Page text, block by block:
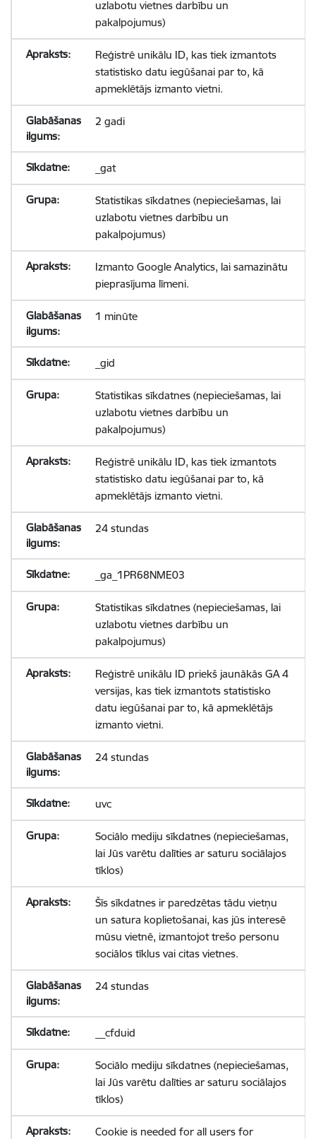
uzlabotu vietnes darbību un
pakalpojumus)
Reģistrē unikālu ID, kas tiek izmantots
statistisko datu iegūšanai par to, kā
apmeklētājs izmanto vietni.
2 gadi
_gat
Statistikas sīkdatnes (nepieciešamas, lai
uzlabotu vietnes darbību un
pakalpojumus)
Izmanto Google Analytics, lai samazinātu
pieprasījuma līmeni.
1 minūte
_gid
Statistikas sīkdatnes (nepieciešamas, lai
uzlabotu vietnes darbību un
pakalpojumus)
Reģistrē unikālu ID, kas tiek izmantots
statistisko datu iegūšanai par to, kā
apmeklētājs izmanto vietni.
24 stundas
_ga_1PR68NME03
Statistikas sīkdatnes (nepieciešamas, lai
uzlabotu vietnes darbību un
pakalpojumus)
Reģistrē unikālu ID priekš jaunākās GA 4
versijas, kas tiek izmantots statistisko
datu iegūšanai par to, kā apmeklētājs
izmanto vietni.
24 stundas
uvc
Sociālo mediju sīkdatnes (nepieciešamas,
lai Jūs varētu dalīties ar saturu sociālajos
tīklos)
Šīs sīkdatnes ir paredzētas tādu vietņu
un satura koplietošanai, kas jūs interesē
mūsu vietnē, izmantojot trešo personu
sociālos tīklus vai citas vietnes.
24 stundas
__cfduid
Sociālo mediju sīkdatnes (nepieciešamas,
lai Jūs varētu dalīties ar saturu sociālajos
tīklos)
Cookie is needed for all users for